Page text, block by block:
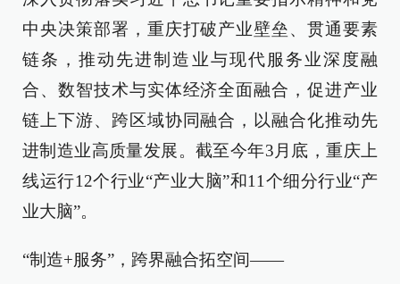
中央决策部署，重庆打破产业壁垒、贯通要素
链条，推动先进制造业与现代服务业深度融
合、数智技术与实体经济全面融合，促进产业
链上下游、跨区域协同融合，以融合化推动先
进制造业高质量发展。截至今年3月底，重庆上
线运行12个行业“产业大脑”和11个细分行业“产
业大脑”。
“制造+服务”，跨界融合拓空间——